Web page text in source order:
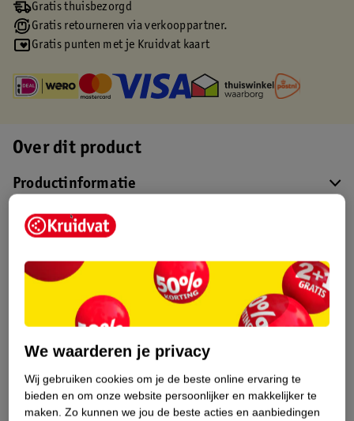
Gratis thuisbezorgd
Gratis retourneren via verkooppartner.
Gratis punten met je Kruidvat kaart
Over dit product
Productinformatie
Etiketinformatie
Nature Impact Score
Dit product heeft (nog) geen Nature
Impact Score.
Bestel & Bezorginformatie
We waarderen je privacy
Wij gebruiken cookies om je de beste online ervaring te
bieden en om onze website persoonlijker en makkelijker te
maken. Zo kunnen we jou de beste acties en aanbiedingen